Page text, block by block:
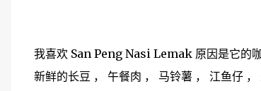
我喜欢 San Peng Nasi Lemak 原因是它的咖
新鲜的长豆 ， 午餐肉 ， 马铃薯 ， 江鱼仔